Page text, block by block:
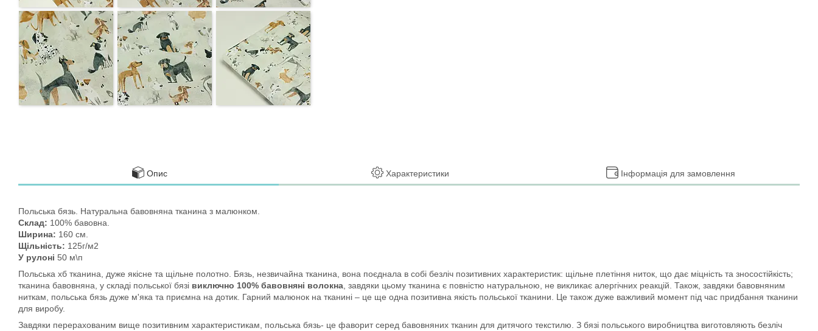
Опис Характеристики Інформація для замовлення
Польська бязь. Натуральна бавовняна тканина з малюнком.
Склад: 100% бавовна.
Ширина: 160 см.
Щільність: 125г/м2
У рулоні 50 м\п
Польська хб тканина, дуже якісне та щільне полотно. Бязь, незвичайна тканина, вона поєднала в собі безліч позитивних характеристик: щільне плетіння ниток, що дає міцність та зносостійкість;
тканина бавовняна, у складі польської бязі виключно 100% бавовняні волокна , завдяки цьому тканина є повністю натуральною, не викликає алергічних реакцій. Також, завдяки бавовняним
ниткам, польська бязь дуже м'яка та приємна на дотик. Гарний малюнок на тканині – це ще одна позитивна якість польської тканини. Це також дуже важливий момент під час придбання тканини
для виробу.
Завдяки перерахованим вище позитивним характеристикам, польська бязь- це фаворит серед бавовняних тканин для дитячого текстилю. З бязі польського виробництва виготовляють безліч